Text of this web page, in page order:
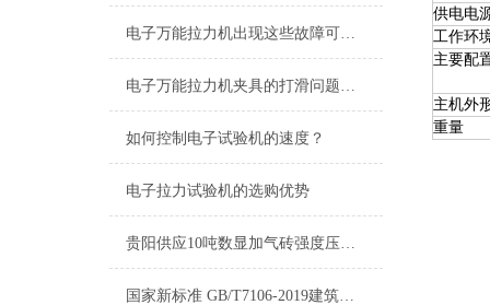
电子万能拉力机出现这些故障可以这么处理
电子万能拉力机夹具的打滑问题要如何解决？
如何控制电子试验机的速度？
电子拉力试验机的选购优势
贵阳供应10吨数显加气砖强度压力试验机
国家新标准 GB/T7106-2019建筑门窗物理性能将代替老标准
供电电
工作环
主要配
主机外
重量